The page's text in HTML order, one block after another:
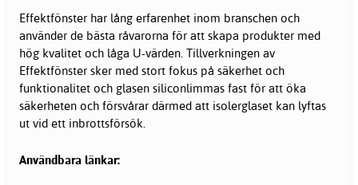
Effektfönster har lång erfarenhet inom branschen och
använder de bästa råvarorna för att skapa produkter med
hög kvalitet och låga U-värden. Tillverkningen av
Effektfönster sker med stort fokus på säkerhet och
funktionalitet och glasen siliconlimmas fast för att öka
säkerheten och försvårar därmed att isolerglaset kan lyftas
ut vid ett inbrottsförsök.
Användbara länkar: